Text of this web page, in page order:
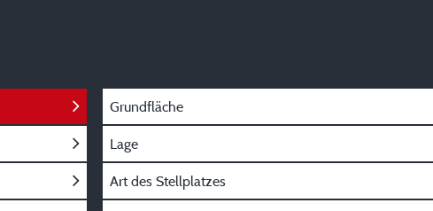
Grundfläche
Lage
Art des Stellplatzes